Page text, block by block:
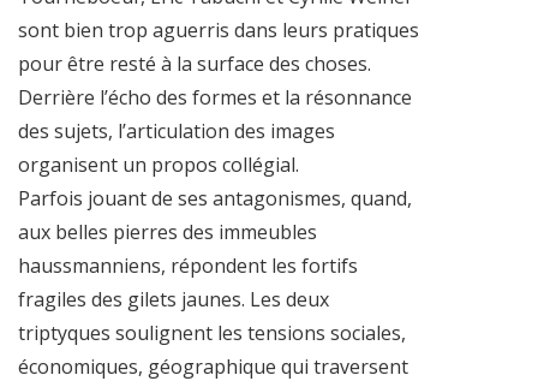
sont bien trop aguerris dans leurs pratiques
pour être resté à la surface des choses.
Derrière l’écho des formes et la résonnance
des sujets, l’articulation des images
organisent un propos collégial.
Parfois jouant de ses antagonismes, quand,
aux belles pierres des immeubles
haussmanniens, répondent les fortifs
fragiles des gilets jaunes. Les deux
triptyques soulignent les tensions sociales,
économiques, géographique qui traversent